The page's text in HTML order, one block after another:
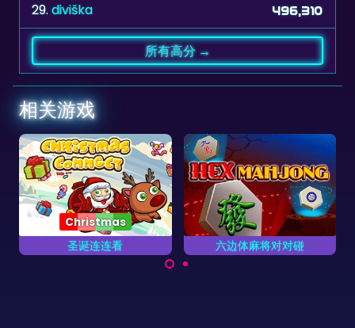
29.diviška 496,310
所有高分 →
相关游戏
六边体麻将对对碰 抓取它